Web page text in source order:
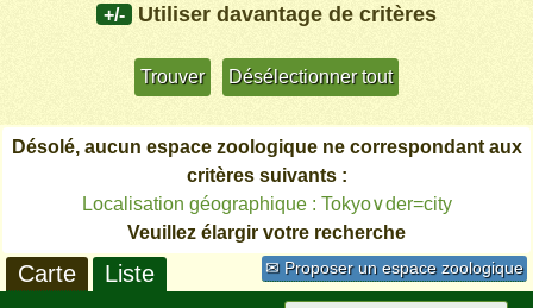
+/- Utiliser davantage de critères
Désolé, aucun espace zoologique ne correspondant aux
critères suivants :
Localisation géographique : Tokyo∨der=city
Veuillez élargir votre recherche
✉ Proposer un espace zoologique
Carte Liste